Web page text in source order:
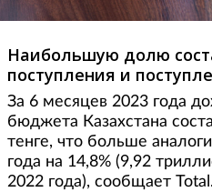
Наибольшую долю
поступления и
За 6 месяцев 2023 года
бюджета Казахстана
тенге, что больше
года на 14,8% (9,92
2022 года), сообщает